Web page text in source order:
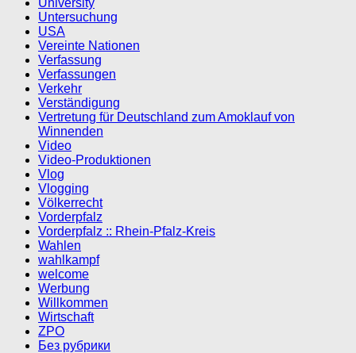
Untersuchung
USA
Vereinte Nationen
Verfassung
Verfassungen
Verkehr
Verständigung
Vertretung für Deutschland zum Amoklauf von
Winnenden
Video
Video-Produktionen
Vlog
Vlogging
Völkerrecht
Vorderpfalz
Vorderpfalz :: Rhein-Pfalz-Kreis
Wahlen
wahlkampf
welcome
Werbung
Willkommen
Wirtschaft
ZPO
Без рубрики